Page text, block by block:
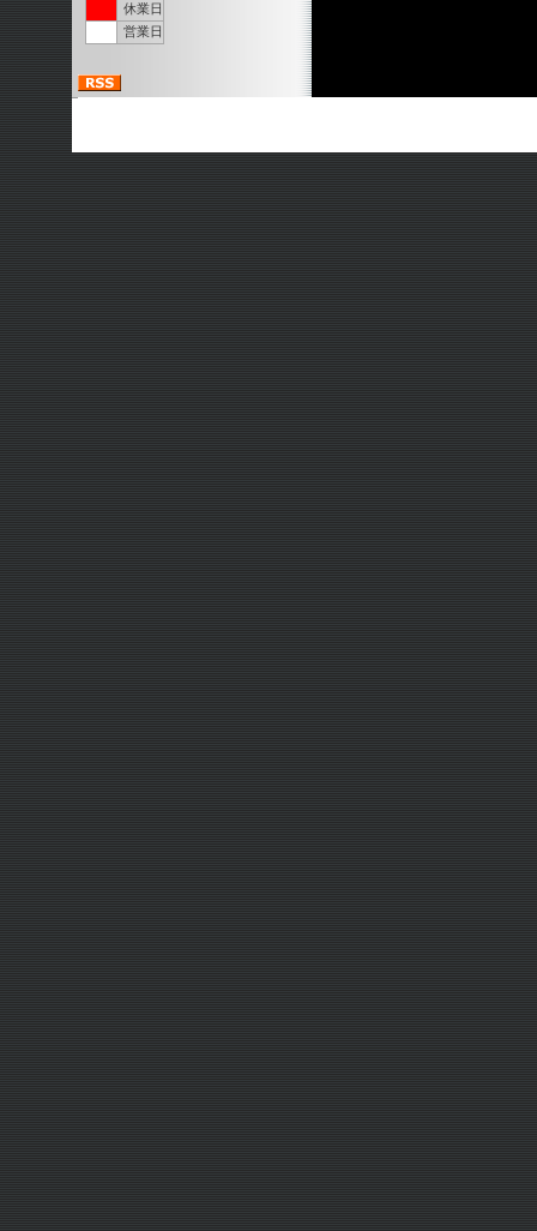
休業日
営業日